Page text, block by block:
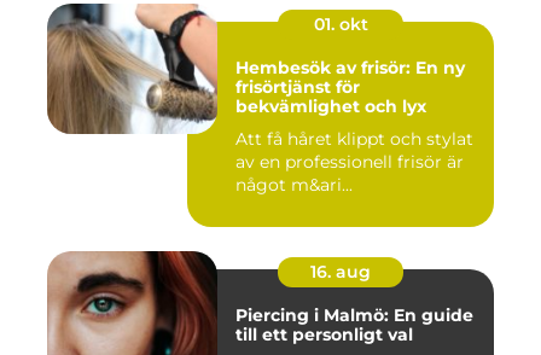
01. okt
Hembesök av frisör: En ny
frisörtjänst för
bekvämlighet och lyx
Att få håret klippt och stylat
av en professionell frisör är
något m&ari...
16. aug
Piercing i Malmö: En guide
till ett personligt val